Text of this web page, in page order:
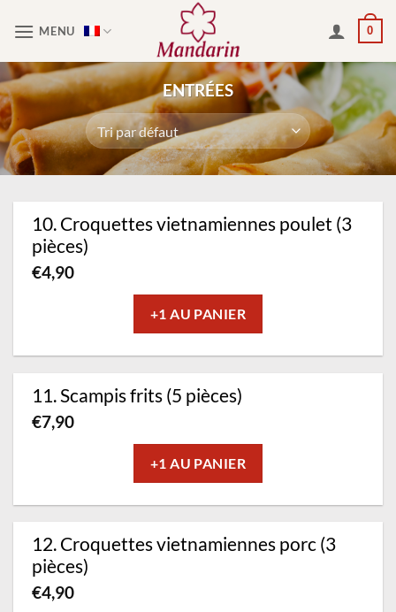
MENU 0
ENTRÉES
10. Croquettes vietnamiennes poulet (3
pièces)
€4,90
+1 AU PANIER
11. Scampis frits (5 pièces)
€7,90
+1 AU PANIER
12. Croquettes vietnamiennes porc (3
pièces)
€4,90